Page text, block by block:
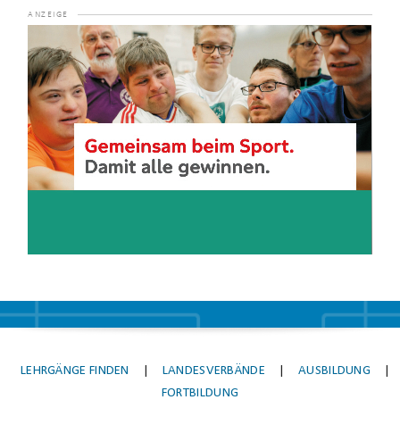
Player
LEHRGÄNGE FINDEN LANDESVERBÄNDE AUSBILDUNG
FORTBILDUNG